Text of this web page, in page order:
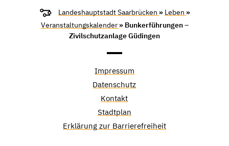
Landeshauptstadt Saarbrücken » Leben »
Veranstaltungskalender » Bunkerführungen –
Zivilschutzanlage Güdingen
Impressum
Datenschutz
Kontakt
Stadtplan
Erklärung zur Barrierefreiheit